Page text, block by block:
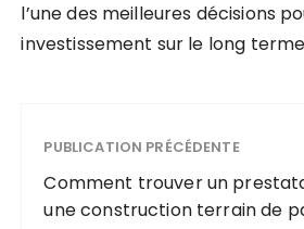
l’une des meilleures décisions
investissement sur le long
PUBLICATION PRÉCÉDENTE
Comment trouver un
une construction terrain de